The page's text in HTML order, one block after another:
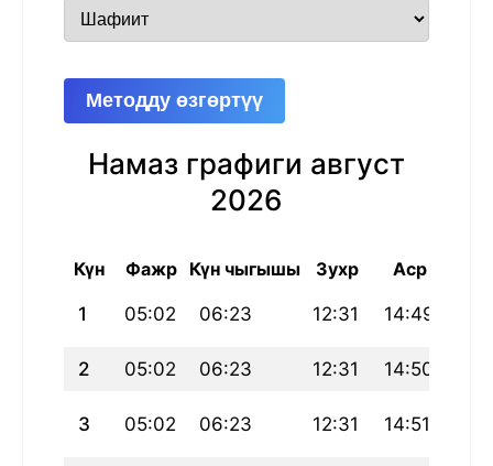
Методду өзгөртүү
Намаз графиги август
2026
Күн Фажр Күн чыгышы Зухр Аср
1 05:02 06:23 12:31 14:49
2 05:02 06:23 12:31 14:50
3 05:02 06:23 12:31 14:51